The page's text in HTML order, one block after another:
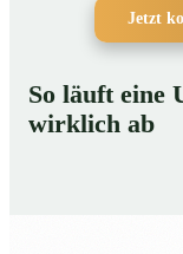
Jetzt
So läuft eine
wirklich ab